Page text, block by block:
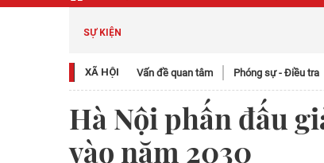
SỰ KIỆN
XÃ HỘI Vấn đề quan tâm Phóng sự - Điều tra
Hà Nội phấn đấu
vào năm 2030